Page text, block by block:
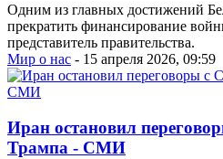
Одним из главных достижений
прекратить финансирование
представитель правительства.
Мир о нас - 15 апреля 2026, 09:59
Иран остановил
Трампа - СМИ